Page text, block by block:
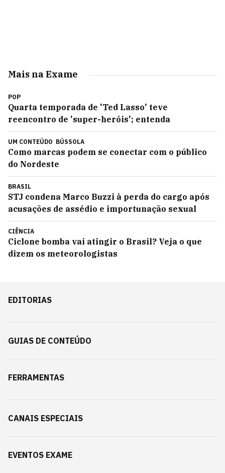
Mais na Exame
POP
Quarta temporada de 'Ted Lasso' teve
reencontro de 'super-heróis'; entenda
UM CONTEÚDO BÚSSOLA
Como marcas podem se conectar com o público
do Nordeste
BRASIL
STJ condena Marco Buzzi à perda do cargo após
acusações de assédio e importunação sexual
CIÊNCIA
Ciclone bomba vai atingir o Brasil? Veja o que
dizem os meteorologistas
EDITORIAS
GUIAS DE CONTEÚDO
FERRAMENTAS
CANAIS ESPECIAIS
EVENTOS EXAME